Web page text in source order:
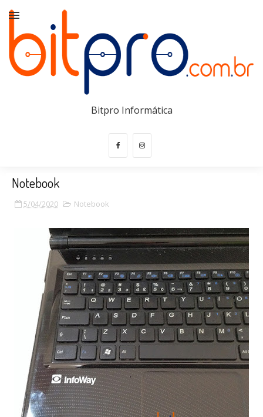
Bitpro Informática
Notebook
5/04/2020 Notebook